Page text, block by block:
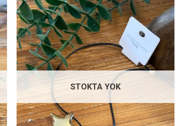
Favorilerime
Ekle
STOKTA YOK